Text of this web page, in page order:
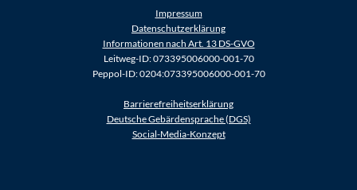
Impressum
Datenschutzerklärung
Informationen nach Art. 13 DS-GVO
Leitweg-ID: 073395006000-001-70
Peppol-ID: 0204:073395006000-001-70
Barrierefreiheitserklärung
Deutsche Gebärdensprache (DGS)
Social-Media-Konzept